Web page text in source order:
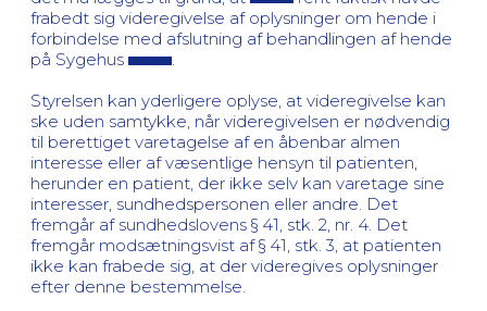
frabedt sig videregivelse af oplysninger om hende i
forbindelse med afslutning af behandlingen af hende
på Sygehus
Styrelsen kan yderligere oplyse, at videregivelse kan
ske uden samtykke, når videregivelsen er nødvendig
til berettiget varetagelse af en åbenbar almen
interesse eller af væsentlige hensyn til patienten,
herunder en patient, der ikke selv kan varetage sine
interesser, sundhedspersonen eller andre. Det
fremgår af sundhedslovens § 41, stk. 2, nr. 4. Det
fremgår modsætningsvist af § 41, stk. 3, at patienten
ikke kan frabede sig, at der videregives oplysninger
efter denne bestemmelse.